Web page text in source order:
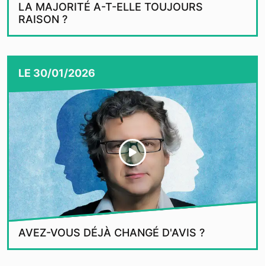
LA MAJORITÉ A-T-ELLE TOUJOURS
RAISON ?
LE 30/01/2026
AVEZ-VOUS DÉJÀ CHANGÉ D'AVIS ?